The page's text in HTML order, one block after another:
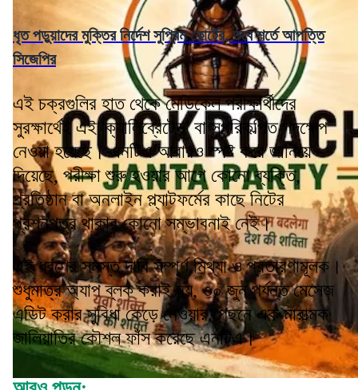
ধৃত পড়ুয়াদের মুক্তির নির্দেশ সুপ্রিম কোর্টের, তবে শর্তে আপত্তি
সিজেপির
এই চক্রগুলির হাত থেকে মেডিকেল পরীক্ষার্থীদের
সুরক্ষার্থেই এই 'ক্যালিব্রেটেড' বা সুপরিকল্পিত পদক্ষেপ
নেওয়া হয়েছে। এনটিএ আবারও স্পষ্ট করে জানিয়ে
দিয়েছে, পরীক্ষা শুরু হওয়ার আগে কোনো ব্যক্তি,
প্রতিষ্ঠান বা অনলাইন প্ল্যাটফর্মের কাছে নিটের
প্রশ্নপত্র থাকার কোনো সম্ভাবনাই নেই।
এই ধরণের সমস্ত দাবি সম্পূর্ণ মিথ্যা ও প্রতারণামূলক।
শুধুমাত্র অ্যাপ ব্লক করাই নয়, ৩০ জুন পর্যন্ত মেসেজ
এডিট করার সুবিধা কেড়ে নেওয়ার পেছনে এক মারাত্মক
জালিয়াতির কৌশল ফাঁস করেছে এনটিএ।